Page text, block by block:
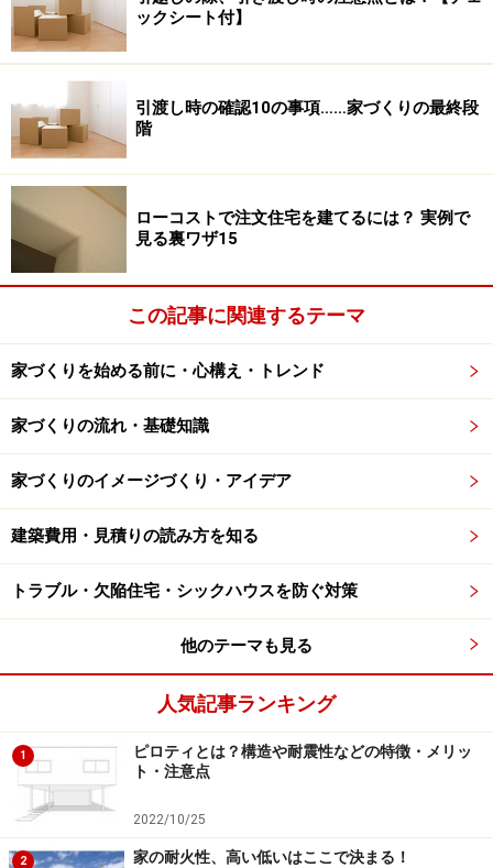
が、とても気に入った場所だっただけに、先方の提示金
額で契約することにしました。
ちなみに、敷地面積は28.55坪ですので、１坪＝約147万
円、１平方メートル＝約44.5万円になります。当該エリ
アの路線価が１平方メートル当たり32万円（平成25年）
ですので、公示地価が路線価の８割水準とすると、公示
地価換算で１平方メートル当たり約40万円になります。
首都圏では実勢価格が公示地価を上回る傾向が高いこと
をかんがみると、相場を度外視した価格設定ではないと
いえそうです。施主としては「そう信じたい」というの
が本音です。
北側斜線の規制を逆手に取り、屋根裏に大
容量収納を設計する
次に、建物（木造在来工法２階建て）の建築費用を見て
みましょう。内訳を一覧にしたのが下表です。
本体工事は養生や足場の組み立て、仮設の水道や電気を
引き込むための費用から始まり、床、壁、屋根、バルコ
ニー、窓やサッシ、扉などの材料費や施工費、また、キ
ッチンや洗面台、ユニットバスなどの住宅設備、さら
に、電気工事と屋内の基本給排水工事も含めて細田工務
店は見積もっています。
ックシート付】
引渡し時の確認10の事項……家づくりの最終段
階
ローコストで注文住宅を建てるには？ 実例で
見る裏ワザ15
この記事に関連するテーマ
家づくりを始める前に・心構え・トレンド
家づくりの流れ・基礎知識
家づくりのイメージづくり・アイデア
建築費用・見積りの読み方を知る
トラブル・欠陥住宅・シックハウスを防ぐ対策
他のテーマも見る
人気記事ランキング
1
ピロティとは？構造や耐震性などの特徴・メリッ
ト・注意点
2022/10/25
2 家の耐火性、高い低いはここで決まる！